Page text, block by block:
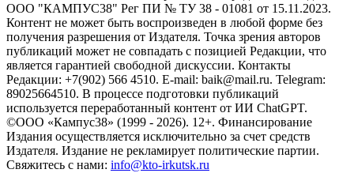
ООО "КАМПУС38" Рег ПИ № ТУ 38 - 01081 от 15.11.2023.
Контент не может быть воспроизведен в любой форме без
получения разрешения от Издателя. Точка зрения авторов
публикаций может не совпадать с позицией Редакции, что
является гарантией свободной дискуссии. Контакты
Редакции: +7(902) 566 4510. E-mail: baik@mail.ru. Telegram:
89025664510. В процессе подготовки публикаций
используется переработанный контент от ИИ ChatGPT.
©ООО «Кампус38» (1999 - 2026). 12+. Финансирование
Издания осуществляется исключительно за счет средств
Издателя. Издание не рекламирует политические партии.
Свяжитесь с нами: info@kto-irkutsk.ru